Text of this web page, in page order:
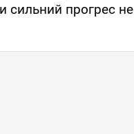
сильний прогрес не